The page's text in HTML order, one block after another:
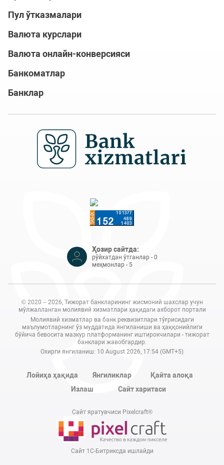
Пул ўтказмалари
Валюта курслари
Валюта онлайн-конверсияси
Банкоматлар
Банклар
Ҳозир сайтда:
рўйхатдан ўтганлар - 0
меҳмонлар - 5
© 2020 – 2026, Тижорат банкларининг жисмоний шахслар учун
мўлжалланган молиявий хизматлари ҳақидаги ахборот портали
Молиявий хизматлар ва банк реквизитлари тўғрисидаги
маълумотларнинг ўз муддатида янгиланиши ва ҳаққонийлиги
бўйича бевосита мазкур платформанинг иштирокчилари - тижорат
банклари жавобгардир.
Охирги янгиланиш: 10 August 2026, 17:54 (GMT+5)
Лойиҳа ҳақида Янгиликлар
Қайта алоқа
Излаш
Сайт харитаси
Сайт яратувчиси Pixelcraft®
Сайт 1C-Битриксда ишлайди